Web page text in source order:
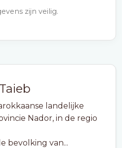
landelijke
Nador, in de regio
bevolking van...
zijn veilig.